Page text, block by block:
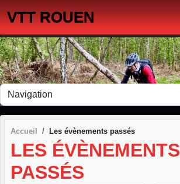
VTT ROUEN
Accueil Les évènements passés
LES ÉVÈNEMENTS
PASSÉS